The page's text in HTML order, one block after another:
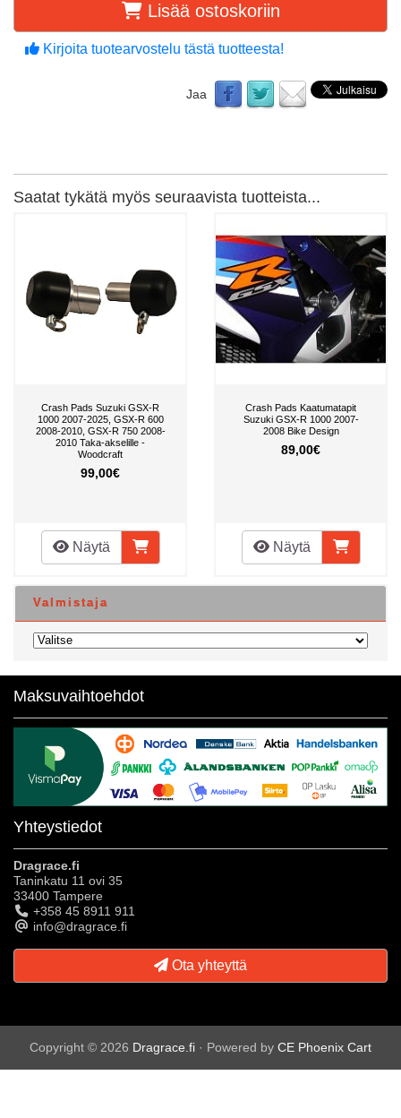
Lisää ostoskoriin
Kirjoita tuotearvostelu tästä tuotteesta!
Jaa
Saatat tykätä myös seuraavista tuotteista...
Crash Pads Suzuki GSX-R
1000 2007-2025, GSX-R 600
2008-2010, GSX-R 750 2008-
2010 Taka-akselille -
Woodcraft
99,00€
Näytä
Crash Pads Kaatumatapit
Suzuki GSX-R 1000 2007-
2008 Bike Design
89,00€
Näytä
Valmistaja
Maksuvaihtoehdot
Yhteystiedot
Dragrace.fi
Taninkatu 11 ovi 35
33400 Tampere
+358 45 8911 911
info@dragrace.fi
Ota yhteyttä
Copyright © 2026 Dragrace.fi · Powered by CE Phoenix Cart